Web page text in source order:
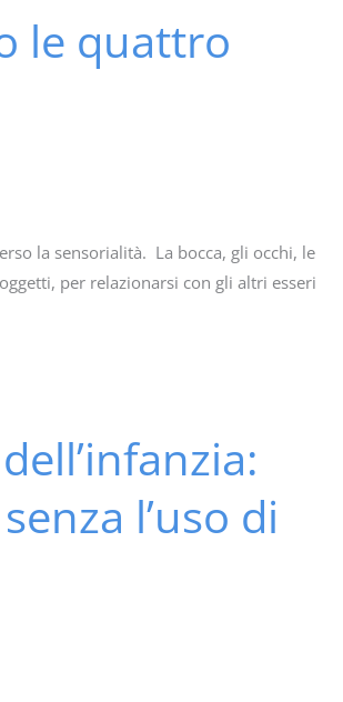
le quattro
la sensorialità. La bocca, gli occhi, le
per relazionarsi con gli altri esseri
l’uso di